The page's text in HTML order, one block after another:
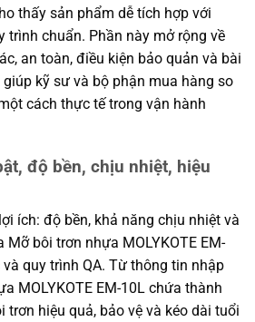
thấy sản phẩm dễ tích hợp với
trình chuẩn. Phần này mở rộng về
an toàn, điều kiện bảo quản và bài
kỹ sư và bộ phận mua hàng so
cách thực tế trong vận hành
độ bền, chịu nhiệt, hiệu
ích: độ bền, khả năng chịu nhiệt và
bôi trơn nhựa MOLYKOTE EM-
quy trình QA. Từ thông tin nhập
MOLYKOTE EM-10L chứa thành
trơn hiệu quả, bảo vệ và kéo dài tuổi